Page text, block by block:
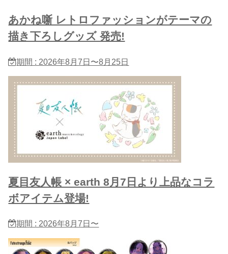
あかね噺 レトロファッションがテーマの
描き下ろしグッズ 発売!
期間 : 2026年8月7日〜8月25日
夏目友人帳 × earth 8月7日より上品なコラ
ボアイテム登場!
期間 : 2026年8月7日〜